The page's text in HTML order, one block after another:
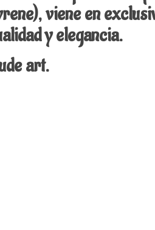
, viene en
y elegancia.
nude art.